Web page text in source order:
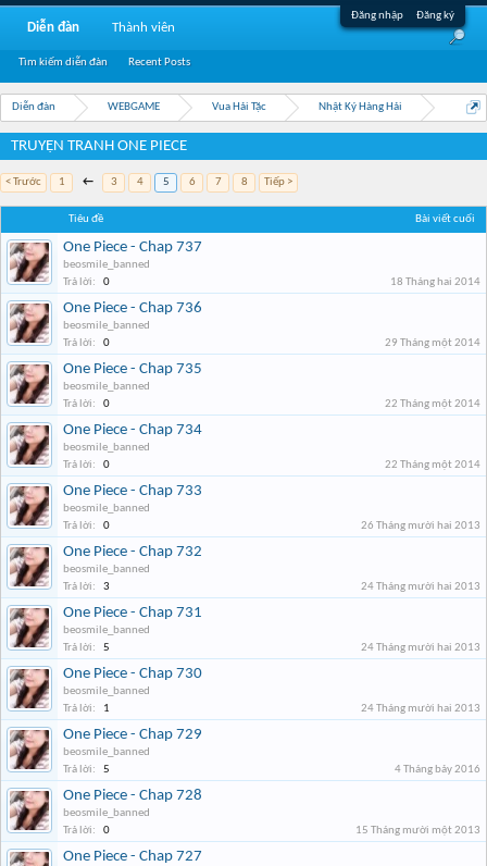
Đăng nhập Đăng ký
Diễn đàn WEBGAME Vua Hải Tặc Nhật Ký Hàng Hải
TRUYỆN TRANH ONE PIECE
< Trước 1 ← 3 4 5 6 7 8 Tiếp >
Tiêu đề Bài viết cuối
One Piece - Chap 737
beosmile_banned
Trả lời:
0 18 Tháng hai 2014
One Piece - Chap 736
beosmile_banned
Trả lời:
0 29 Tháng một 2014
One Piece - Chap 735
beosmile_banned
Trả lời:
0 22 Tháng một 2014
One Piece - Chap 734
beosmile_banned
Trả lời:
0 22 Tháng một 2014
One Piece - Chap 733
beosmile_banned
Trả lời:
0 26 Tháng mười hai 2013
One Piece - Chap 732
beosmile_banned
Trả lời:
3 24 Tháng mười hai 2013
One Piece - Chap 731
beosmile_banned
Trả lời:
5 24 Tháng mười hai 2013
One Piece - Chap 730
beosmile_banned
Trả lời:
1 24 Tháng mười hai 2013
One Piece - Chap 729
beosmile_banned
Trả lời:
5 4 Tháng bảy 2016
One Piece - Chap 728
beosmile_banned
Trả lời:
0 15 Tháng mười một 2013
One Piece - Chap 727
Diễn đàn
Tìm kiếm diễn đàn Recent Posts
Thành viên